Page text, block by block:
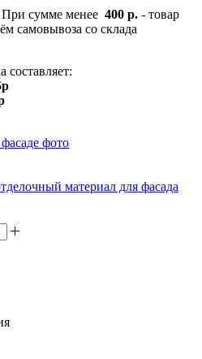
При сумме менее 400 р. - товар
самовывоза со склада
составляет:
материал для фасада